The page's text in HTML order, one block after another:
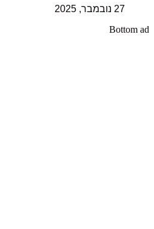
27 נובמבר, 2025
Bottom ad